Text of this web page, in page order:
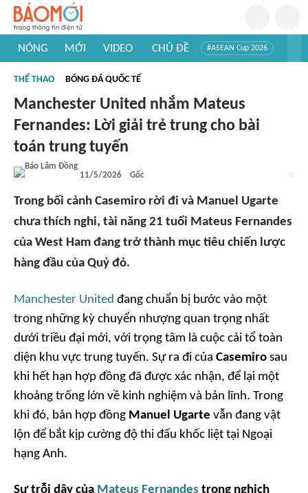
NÓNG MỚI VIDEO CHỦ ĐỀ #ASEAN Cup 2026
#Khám phá thế giới
THỂ THAO BÓNG ĐÁ QUỐC TẾ
Manchester United nhắm Mateus
Fernandes: Lời giải trẻ trung cho bài
toán trung tuyến
11/5/2026 Gốc
Trong bối cảnh Casemiro rời đi và Manuel Ugarte
chưa thích nghi, tài năng 21 tuổi Mateus Fernandes
của West Ham đang trở thành mục tiêu chiến lược
hàng đầu của Quỷ đỏ.
Manchester United đang chuẩn bị bước vào một
trong những kỳ chuyển nhượng quan trọng nhất
dưới triều đại mới, với trọng tâm là cuộc cải tổ toàn
diện khu vực trung tuyến. Sự ra đi của Casemiro sau
khi hết hạn hợp đồng đã được xác nhận, để lại một
khoảng trống lớn về kinh nghiệm và bản lĩnh. Trong
khi đó, bản hợp đồng Manuel Ugarte vẫn đang vật
lộn để bắt kịp cường độ thi đấu khốc liệt tại Ngoại
hạng Anh.
Sự trỗi dậy của Mateus Fernandes trong nghịch